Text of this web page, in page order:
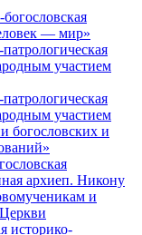
— мир»
участием
участием
богословских и
архиеп. Никону
и
историко-